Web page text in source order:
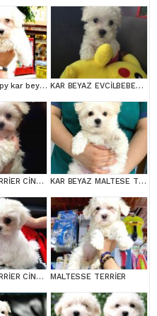
Mini boy puppy kar beyaz sevimli MALTESSE TERRİER CİNSİ KAR BEYAZ EVCİLBEBEKLER EV ÜRETİMİ MALTESSE TERRİER
MALTESE TERRİER CİNSİ YAVRULAR KAR BEYAZ MALTESE TERRİER CİNSLERİ
MALTESE TERRİER CİNSİ YAVRULAR MALTESSE TERRİER